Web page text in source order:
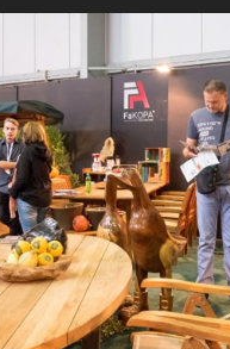
VÝSTAVY 2026
prázdný
CZK EUR
TEAK
ART / DOPLŇKY
RATAN